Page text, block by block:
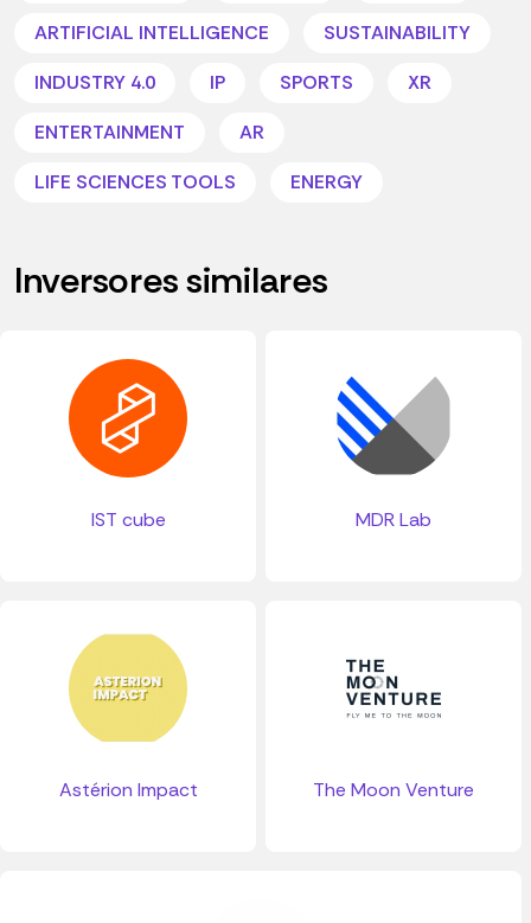
ARTIFICIAL INTELLIGENCE
SUSTAINABILITY
INDUSTRY 4.0
IP SPORTS
XR
ENTERTAINMENT
AR
LIFE SCIENCES TOOLS
ENERGY
Inversores similares
IST cube MDR Lab
Astérion Impact The Moon Venture